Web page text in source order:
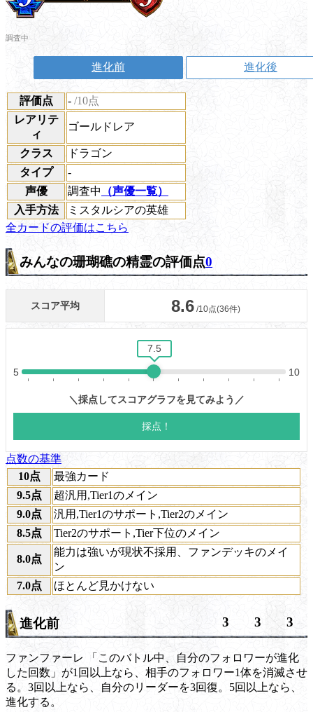
調査中
進化前 進化後
評価点 - /10点
レアリテ
ィ
ゴールドレア
クラス
ドラゴン
タイプ
-
声優
調査中
（声優一覧）
入手方法
ミスタルシアの英雄
全カードの評価はこちら
みんなの珊瑚礁の精霊の評価点0
点数の基準
10点
最強カード
9.5点
超汎用,Tier1のメイン
9.0点
汎用,Tier1のサポート,Tier2のメイン
8.5点
Tier2のサポート,Tier下位のメイン
8.0点
能力は強いが現状不採用、ファンデッキのメイ
ン
7.0点
ほとんど見かけない
進化前 3 3 3
ファンファーレ
「このバトル中、自分のフォロワーが進化
した回数」が1回以上なら、相手のフォロワー1体を消滅させ
る。3回以上なら、自分のリーダーを3回復。5回以上なら、
進化する。